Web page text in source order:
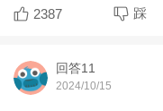
2387 踩
回答11
2024/10/15